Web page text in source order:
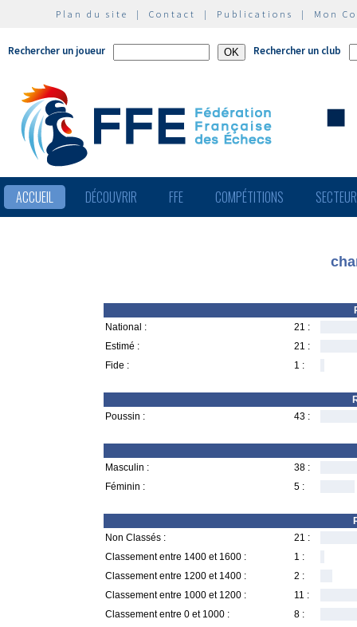
Plan du site | Contact | Publications | Mon
Rechercher un joueur Rechercher un club
ACCUEIL DÉCOUVRIR FFE COMPÉTITIONS
National :
21 :
Estimé :
21 :
Fide :
1 :
Poussin :
43 :
Masculin :
38 :
Féminin :
5 :
Non Classés :
21 :
Classement entre 1400 et 1600 :
1 :
Classement entre 1200 et 1400 :
2 :
Classement entre 1000 et 1200 :
11 :
Classement entre 0 et 1000 :
8 :